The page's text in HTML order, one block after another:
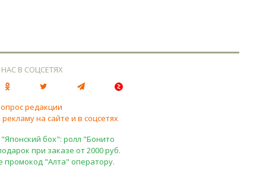
В СОЦСЕТЯХ
редакции
на сайте и в соцсетях
бох": ролл "Бонито
при заказе от 2000 руб.
промокод "Алта" оператору.